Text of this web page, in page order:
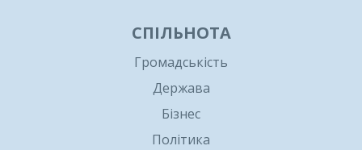
СПІЛЬНОТА
Громадськість
Держава
Бізнес
Політика